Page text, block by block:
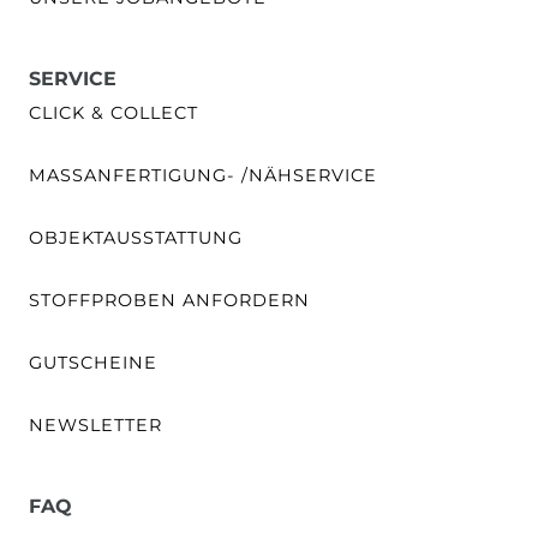
SERVICE
CLICK & COLLECT
MASSANFERTIGUNG- /NÄHSERVICE
OBJEKTAUSSTATTUNG
STOFFPROBEN ANFORDERN
GUTSCHEINE
NEWSLETTER
FAQ